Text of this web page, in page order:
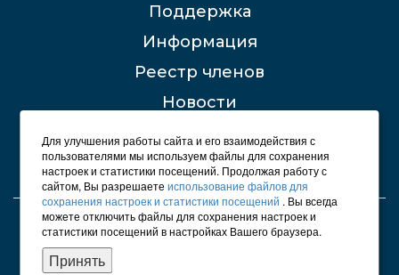
Поддержка
Информация
Реестр членов
Новости
Контакты
© 2012 - 2026 СРО "Строители Башкирии"
Политика конфиденциальности
Для улучшения работы сайта и его взаимодействия с
пользователями мы используем файлы для сохранения
настроек и статистики посещений. Продолжая работу с
сайтом, Вы разрешаетеиспользование файлов для
сохранения настроек и статистики посещений . Вы всегда
можете отключить файлы для сохранения настроек и
статистики посещений в настройках Вашего браузера.
Принять